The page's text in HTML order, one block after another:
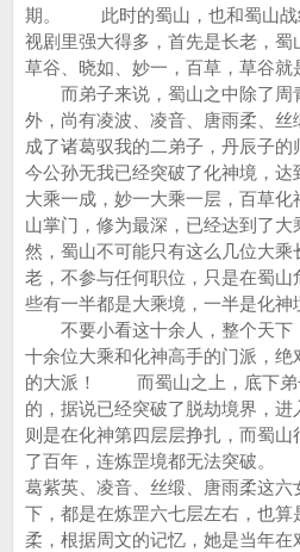
期。 此时的蜀山，也和蜀山战
视剧里强大得多，首先是长老，
草谷、晓如、妙一，百草，草谷就
而弟子来说，蜀山之中除了周
外，尚有凌波、凌音、唐雨柔、
成了诸葛驭我的二弟子，丹辰
今公孙无我已经突破了化神境，
大乘一成，妙一大乘一层，百草
山掌门，修为最深，已经达到
然，蜀山不可能只有这么几位大
老，不参与任何职位，只是在蜀
些有一半都是大乘境，一半是化神
不要小看这十余人，整个天下
十余位大乘和化神高手的门派，
的大派！ 而蜀山之上，底下弟
的，据说已经突破了脱劫境界，
则是在化神第四层层挣扎，而蜀
了百年，连炼罡境都无法突破
葛紫英、凌音、丝缎、唐雨柔这
下，都是在炼罡六七层左右，
柔，根据周文的记忆，她是当年